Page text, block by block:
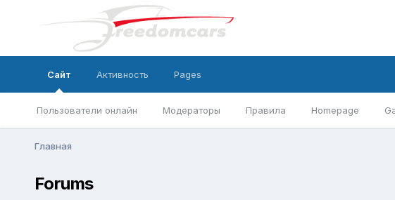
Сайт
Пользователи онлайн Модераторы Правила Homepage
Активность Pages
Главная
Forums